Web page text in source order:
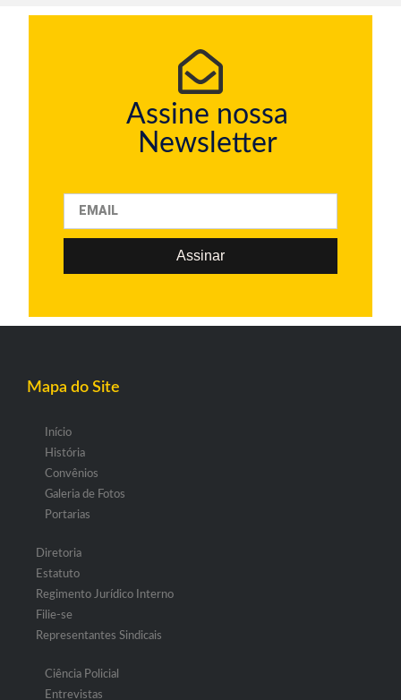
Assine nossa
Newsletter
Assinar
Mapa do Site
Início
História
Convênios
Galeria de Fotos
Portarias
Diretoria
Estatuto
Regimento Jurídico Interno
Filie-se
Representantes Sindicais
Ciência Policial
Entrevistas